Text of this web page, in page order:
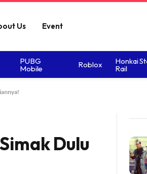
Us Event
PUBG
Mobile Roblox Honkai
Rail
Dulu